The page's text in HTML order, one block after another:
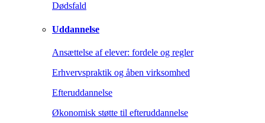
Dødsfald
Uddannelse
Ansættelse af elever: fordele og regler
Erhvervspraktik og åben virksomhed
Efteruddannelse
Økonomisk støtte til efteruddannelse